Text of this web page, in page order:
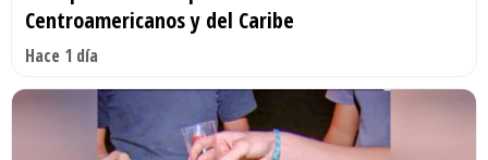
Centroamericanos y del Caribe
Hace 1 día